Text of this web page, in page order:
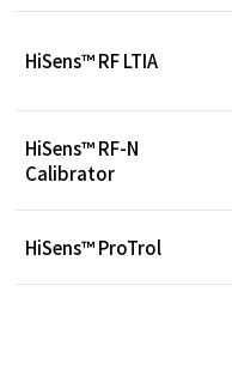
HiSens™ RF LTIA
HiSens™ RF-N
Calibrator
HiSens™ ProTrol